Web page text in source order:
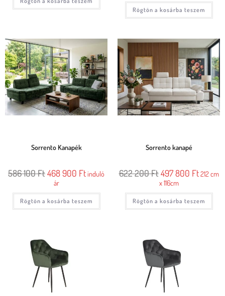
Rögtön a kosárba teszem
Sorrento Kanapék
586 100Ft468 900 Ftinduló
ár
Rögtön a kosárba teszem
Sorrento kanapé
622 200Ft 497 800 Ft212 cm
x 116cm
Rögtön a kosárba teszem